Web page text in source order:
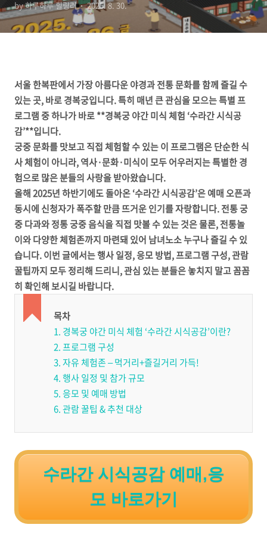
by 하루하루 힐링러 2025. 8. 30.
서울 한복판에서 가장 아름다운 야경과 전통 문화를 함께 즐길 수
있는 곳, 바로 경복궁입니다. 특히 매년 큰 관심을 모으는 특별 프
로그램 중 하나가 바로 **경복궁 야간 미식 체험 ‘수라간 시식공
감’**입니다.
궁중 문화를 맛보고 직접 체험할 수 있는 이 프로그램은 단순한 식
사 체험이 아니라, 역사·문화·미식이 모두 어우러지는 특별한 경
험으로 많은 분들의 사랑을 받아왔습니다.
올해 2025년 하반기에도 돌아온 ‘수라간 시식공감’은 예매 오픈과
동시에 신청자가 폭주할 만큼 뜨거운 인기를 자랑합니다. 전통 궁
중 다과와 정통 궁중 음식을 직접 맛볼 수 있는 것은 물론, 전통놀
이와 다양한 체험존까지 마련돼 있어 남녀노소 누구나 즐길 수 있
습니다. 이번 글에서는 행사 일정, 응모 방법, 프로그램 구성, 관람
꿀팁까지 모두 정리해 드리니, 관심 있는 분들은 놓치지 말고 꼼꼼
히 확인해 보시길 바랍니다.
목차
1. 경복궁 야간 미식 체험 ‘수라간 시식공감’이란?
2. 프로그램 구성
3. 자유 체험존 – 먹거리+즐길거리 가득!
4. 행사 일정 및 참가 규모
5. 응모 및 예매 방법
6. 관람 꿀팁 & 추천 대상
수라간 시식공감 예매,응
모 바로가기